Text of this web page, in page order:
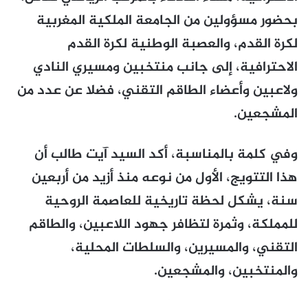
بحضور مسؤولين من الجامعة الملكية المغربية
لكرة القدم، والعصبة الوطنية لكرة القدم
الاحترافية، إلى جانب منتخبين ومسيري النادي
ولاعبين وأعضاء الطاقم التقني، فضلا عن عدد من
المشجعين.
وفي كلمة بالمناسبة، أكد السيد آيت طالب أن
هذا التتويج، الأول من نوعه منذ أزيد من أربعين
سنة، يشكل لحظة تاريخية للعاصمة الروحية
للمملكة، وثمرة لتظافر جهود اللاعبين، والطاقم
التقني، والمسيرين، والسلطات المحلية،
والمنتخبين، والمشجعين.